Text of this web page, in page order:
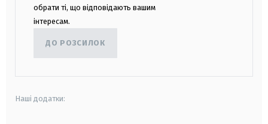
обрати ті, що відповідають вашим
інтересам.
ДО РОЗСИЛОК
Наші додатки: